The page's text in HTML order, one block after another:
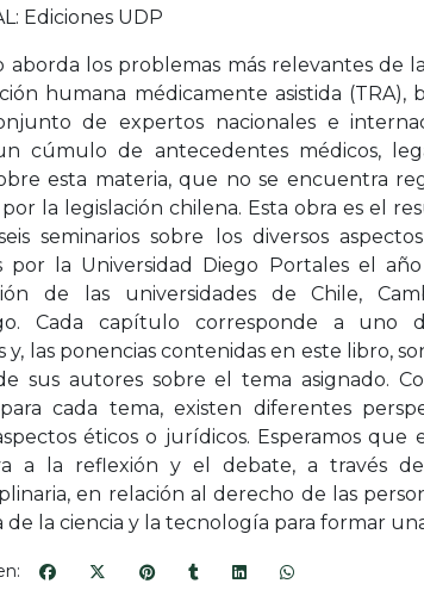
Ediciones UDP
aborda los problemas más relevantes de
humana médicamente asistida (TRA),
de expertos nacionales e
cúmulo de antecedentes médicos,
esta materia, que no se encuentra
la legislación chilena. Esta obra es el
seminarios sobre los diversos
por la Universidad Diego Portales el
de las universidades de Chile,
Cada capítulo corresponde a uno
y, las ponencias contenidas en este libro,
sus autores sobre el tema asignado.
cada tema, existen diferentes
éticos o jurídicos. Esperamos que
a la reflexión y el debate, a través
en relación al derecho de las
de la ciencia y la tecnología para formar